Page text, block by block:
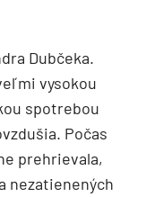
Dubčeka.
vysokou
spotrebou
Počas
prehrievala,
nezatienených